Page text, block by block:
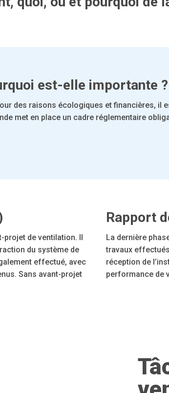
est-elle importante ?
des raisons écologiques et financières, il
met en place un cadre réglementaire
projet de ventilation. Il
du système de
effectué, avec
Sans avant-projet
Rapport
La dernière
travaux
réception de
performance de